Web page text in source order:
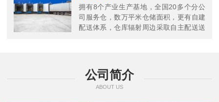
拥有8个产业生产基地，全国20多个分公
司服务仓，数万平米仓储面积，更有自建
配送体系，仓库辐射周边采取自主配送送
公司简介
ABOUT US